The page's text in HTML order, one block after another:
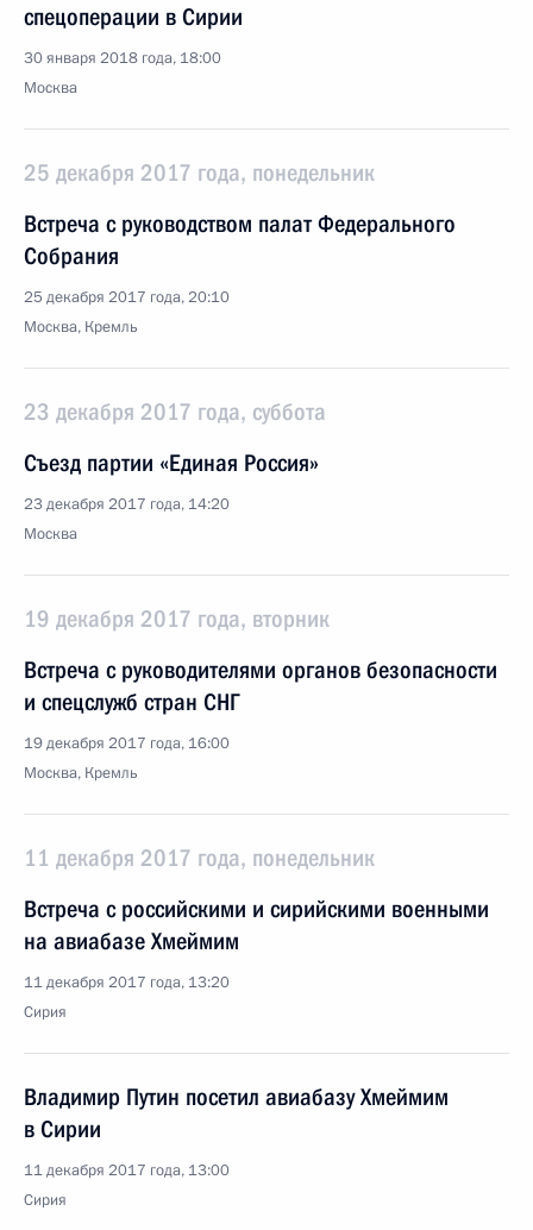
спецоперации в Сирии
30 января 2018 года, 18:00
Москва
25 декабря 2017 года, понедельник
Встреча с руководством палат Федерального
Собрания
25 декабря 2017 года, 20:10
Москва, Кремль
23 декабря 2017 года, суббота
Съезд партии «Единая Россия»
23 декабря 2017 года, 14:20
Москва
19 декабря 2017 года, вторник
Встреча с руководителями органов безопасности
и спецслужб стран СНГ
19 декабря 2017 года, 16:00
Москва, Кремль
11 декабря 2017 года, понедельник
Встреча с российскими и сирийскими военными
на авиабазе Хмеймим
11 декабря 2017 года, 13:20
Сирия
Владимир Путин посетил авиабазу Хмеймим
в Сирии
11 декабря 2017 года, 13:00
Сирия